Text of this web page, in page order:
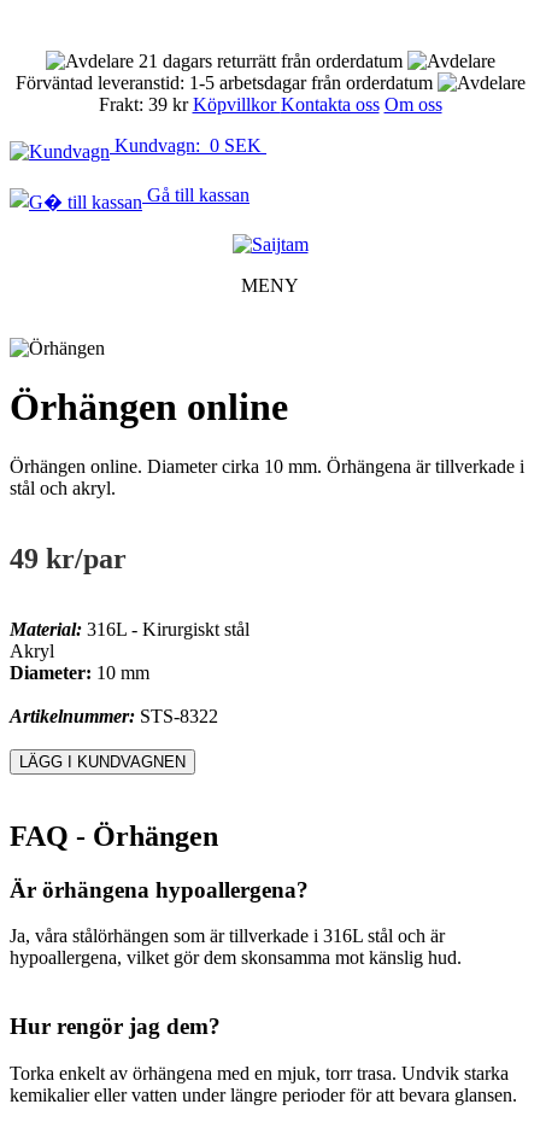
21 dagars returrätt från orderdatum
Förväntad leveranstid: 1-5 arbetsdagar från orderdatum
Frakt: 39 krKöpvillkorKontakta oss Om oss
Kundvagn: 0 SEK
Gå till kassan
MENY
Örhängen online
Örhängen online. Diameter cirka 10 mm. Örhängena är tillverkade i
stål och akryl.
49 kr/par
Material: 316L - Kirurgiskt stål
Akryl
Diameter: 10 mm
Artikelnummer: STS-8322
FAQ - Örhängen
Är örhängena hypoallergena?
Ja, våra stålörhängen som är tillverkade i 316L stål och är
hypoallergena, vilket gör dem skonsamma mot känslig hud.
Hur rengör jag dem?
Torka enkelt av örhängena med en mjuk, torr trasa. Undvik starka
kemikalier eller vatten under längre perioder för att bevara glansen.